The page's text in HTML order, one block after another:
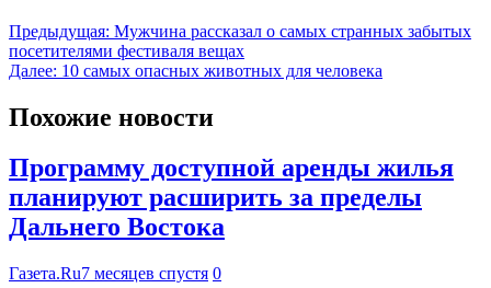
Предыдущая: Мужчина рассказал о самых странных забытых
посетителями фестиваля вещах
Далее: 10 самых опасных животных для человека
Похожие новости
Программу доступной аренды жилья
планируют расширить за пределы
Дальнего Востока
Газета.Ru7 месяцев спустя 0